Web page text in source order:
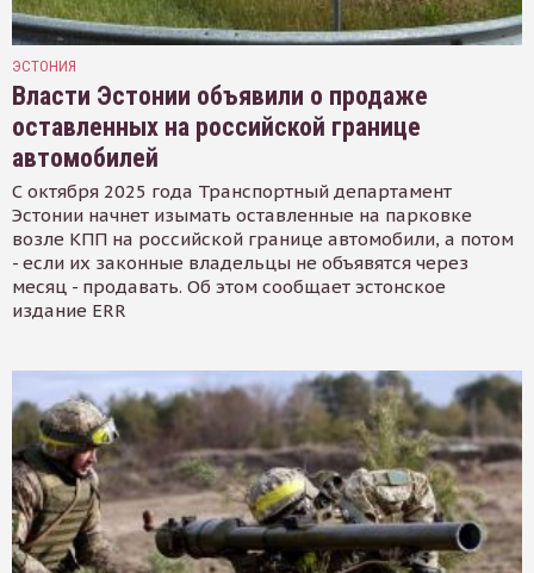
ЭСТОНИЯ
Власти Эстонии объявили о продаже
оставленных на российской границе
автомобилей
С октября 2025 года Транспортный департамент
Эстонии начнет изымать оставленные на парковке
возле КПП на российской границе автомобили, а потом
- если их законные владельцы не объявятся через
месяц - продавать. Об этом сообщает эстонское
издание ERR